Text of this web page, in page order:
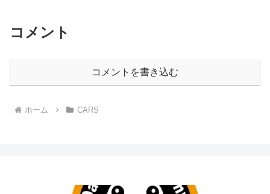
コメント
コメントを書き込む
ホーム CARS